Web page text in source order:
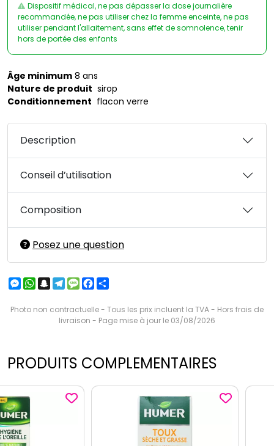
Dispositif médical, ne pas dépasser la dose journalière
recommandée, ne pas utiliser chez la femme enceinte, ne pas
utiliser pendant l'allaitement, sans effet de somnolence, tenir
hors de portée des enfants
Âge minimum 8 ans
Nature de produit sirop
Conditionnement flacon verre
Description
Conseil d’utilisation
Composition
Posez une question
Messenger
WhatsApp
Snapchat
Telegram
MessageFacebook
Photo non contractuelle - Tous les prix incluent la TVA - Hors frais de
livraison - Page mise à jour le 03/08/2026
PRODUITS COMPLEMENTAIRES